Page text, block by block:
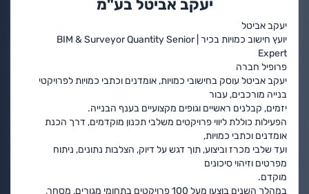
יעקב אביטל בע"מ
יעקב אביטל
יועץ חישוב כמויות בכיר | BIM & Surveyor Quantity Senior
Expert
פרופיל חברה
יעקב אביטל עוסק בחישובי כמויות, אומדנים וכתבי כמויות לפרויקטי
בנייה מורכבים, עבור
יזמים, קבלנים ראשיים וגופים מקצועיים בענף הבנייה.
הפעילות כוללת ליווי פרויקטים משלבי תכנון מוקדמים, דרך הכנת
אומדנים וכתבי כמויות,
ועד שלבי מכרז וביצוע, תוך דגש על דיוק, הצלבות נתונים, ניתוח
מפרטים וזיהוי סיכונים
מוקדם.
במהלך השנים בוצעו מעל 100 פרויקטים בתחומי מגורים, מסחר,